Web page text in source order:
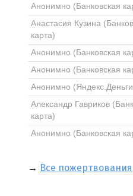
Анонимно (Банковская
Анастасия Кузина
карта)
Анонимно (Банковская
Анонимно (Банковская
Анонимно
Александр Гавриков
карта)
Анонимно (Банковская
→ Все пожертвования